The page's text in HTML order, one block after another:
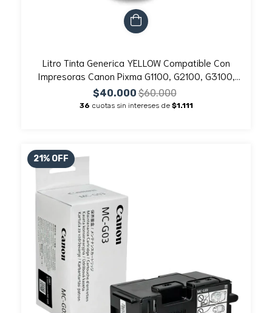
Litro Tinta Generica YELLOW Compatible Con
Impresoras Canon Pixma G1100, G2100, G3100,
G4100
$40.000$60.000
36 cuotas sin intereses de $1.111
21% OFF